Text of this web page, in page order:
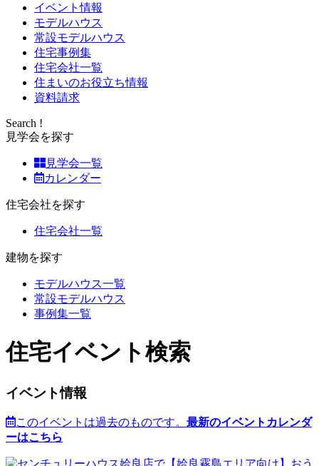
イベント情報
モデルハウス
常設モデルハウス
住宅事例集
住宅会社一覧
住まいのお役立ち情報
資料請求
Search !
見学会を探す
見学会一覧
カレンダー
住宅会社を探す
住宅会社一覧
建物を探す
モデルハウス一覧
常設モデルハウス
事例集一覧
住宅イベント検索
イベント情報
このイベントは過去のものです。 最新のイベントカレンダ
ーはこちら